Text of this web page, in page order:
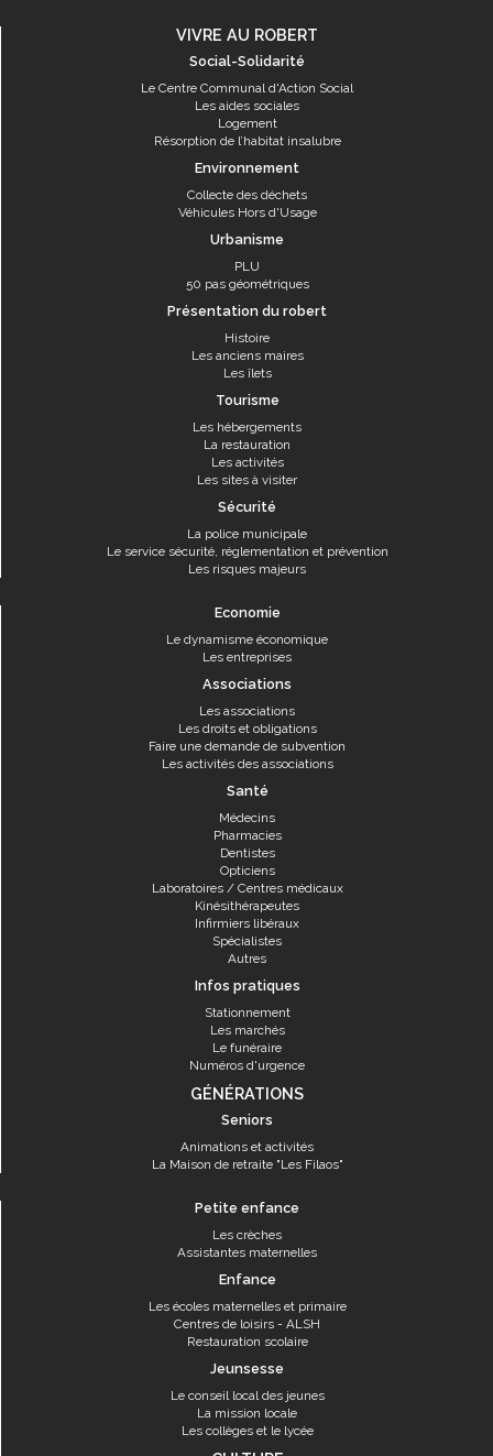
VIVRE AU ROBERT
Social-Solidarité
Le Centre Communal d'Action Social
Les aides sociales
Logement
Résorption de l’habitat insalubre
Environnement
Collecte des déchets
Véhicules Hors d'Usage
Urbanisme
PLU
50 pas géométriques
Présentation du robert
Histoire
Les anciens maires
Les îlets
Tourisme
Les hébergements
La restauration
Les activités
Les sites à visiter
Sécurité
La police municipale
Le service sécurité, réglementation et prévention
Les risques majeurs
Economie
Le dynamisme économique
Les entreprises
Associations
Les associations
Les droits et obligations
Faire une demande de subvention
Les activités des associations
Santé
Médecins
Pharmacies
Dentistes
Opticiens
Laboratoires / Centres médicaux
Kinésithérapeutes
Infirmiers libéraux
Spécialistes
Autres
Infos pratiques
Stationnement
Les marchés
Le funéraire
Numéros d'urgence
GÉNÉRATIONS
Seniors
Animations et activités
La Maison de retraite "Les Filaos"
Petite enfance
Les crèches
Assistantes maternelles
Enfance
Les écoles maternelles et primaire
Centres de loisirs - ALSH
Restauration scolaire
Jeunsesse
Le conseil local des jeunes
La mission locale
Les collèges et le lycée